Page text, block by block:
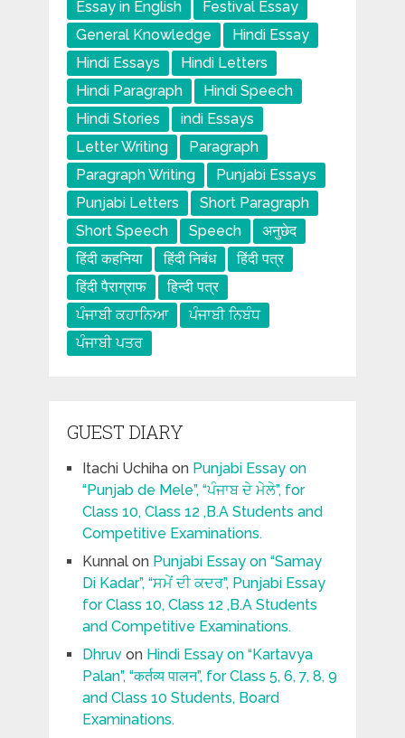
Essay in English
Festival Essay
General Knowledge
Hindi Essay
Hindi Essays
Hindi Letters
Hindi Paragraph
Hindi Speech
Hindi Stories
indi Essays
Letter Writing
Paragraph
Paragraph Writing
Punjabi Essays
Punjabi Letters
Short Paragraph
Short Speech
Speech
अनुछेद
हिंदी कहनिया
हिंदी निबंध
हिंदी पत्र
हिंदी पैराग्राफ
हिन्दी पत्र
ਪੰਜਾਬੀ ਕਹਾਨਿਆ
ਪੰਜਾਬੀ ਨਿਬੰਧ
ਪੰਜਾਬੀ ਪਤਰ
GUEST DIARY
Itachi Uchihaon Punjabi Essay on
“Punjab de Mele”, “ਪੰਜਾਬ ਦੇ ਮੇਲੇ”, for
Class 10, Class 12 ,B.A Students and
Competitive Examinations.
Kunnalon Punjabi Essay on “Samay
Di Kadar”, “ਸਮੇਂ ਦੀ ਕਦਰ”, Punjabi Essay
for Class 10, Class 12 ,B.A Students
and Competitive Examinations.
Dhruvon Hindi Essay on “Kartavya
Palan”, “कर्तव्य पालन”, for Class 5, 6, 7, 8, 9
and Class 10 Students, Board
Examinations.